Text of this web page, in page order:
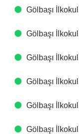
Gölbaşı
Gölbaşı
Gölbaşı
Gölbaşı
Gölbaşı
Gölbaşı